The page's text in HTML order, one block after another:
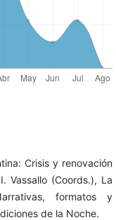
Crisis y renovación
Vassallo (Coords.), La
formatos y
de la Noche.